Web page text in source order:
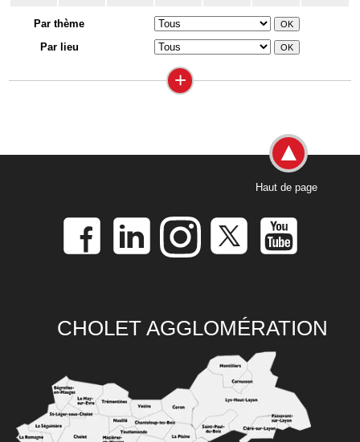
Par thème
Par lieu
+
Haut de page
CHOLET AGGLOMÉRATION